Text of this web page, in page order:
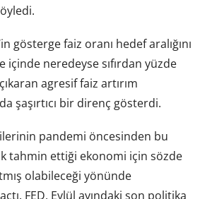
gösterge faiz oranı hedef aralığını
içinde neredeyse sıfırdan yüzde
agresif faiz artırım
şaşırtıcı bir direnç gösterdi.
pandemi öncesinden bu
tahmin ettiği ekonomi için sözde
olabileceği yönünde
FED, Eylül ayındaki son politika